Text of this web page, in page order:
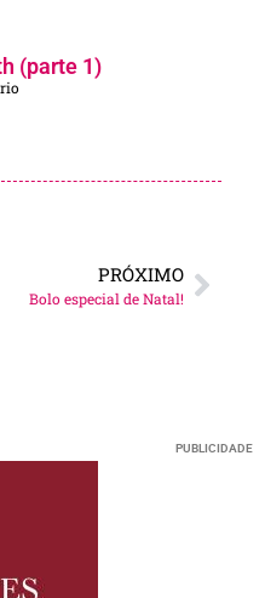
(parte 1)
PRÓXIMO
Bolo especial de Natal!
PUBLICIDADE